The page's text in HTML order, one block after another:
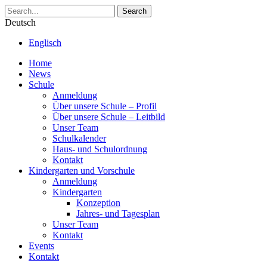
Search
Deutsch
Englisch
Home
News
Schule
Anmeldung
Über unsere Schule – Profil
Über unsere Schule – Leitbild
Unser Team
Schulkalender
Haus- und Schulordnung
Kontakt
Kindergarten und Vorschule
Anmeldung
Kindergarten
Konzeption
Jahres- und Tagesplan
Unser Team
Kontakt
Events
Kontakt